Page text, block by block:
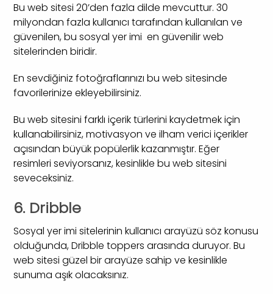
Bu web sitesi 20’den fazla dilde mevcuttur. 30
milyondan fazla kullanıcı tarafından kullanılan ve
güvenilen, bu sosyal yer imi en güvenilir web
sitelerinden biridir.
En sevdiğiniz fotoğraflarınızı bu web sitesinde
favorilerinize ekleyebilirsiniz.
Bu web sitesini farklı içerik türlerini kaydetmek için
kullanabilirsiniz, motivasyon ve ilham verici içerikler
açısından büyük popülerlik kazanmıştır. Eğer
resimleri seviyorsanız, kesinlikle bu web sitesini
seveceksiniz.
6. Dribble
Sosyal yer imi sitelerinin kullanıcı arayüzü söz konusu
olduğunda, Dribble toppers arasında duruyor. Bu
web sitesi güzel bir arayüze sahip ve kesinlikle
sunuma aşık olacaksınız.